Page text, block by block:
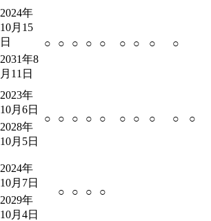
2024年
10月15
日
2031年8
月11日
○ ○ ○ ○ ○ ○ ○ ○ ○
2023年
10月6日
2028年
10月5日
○ ○ ○ ○ ○ ○ ○ ○ ○ ○
2024年
10月7日
2029年
10月4日
○ ○ ○ ○